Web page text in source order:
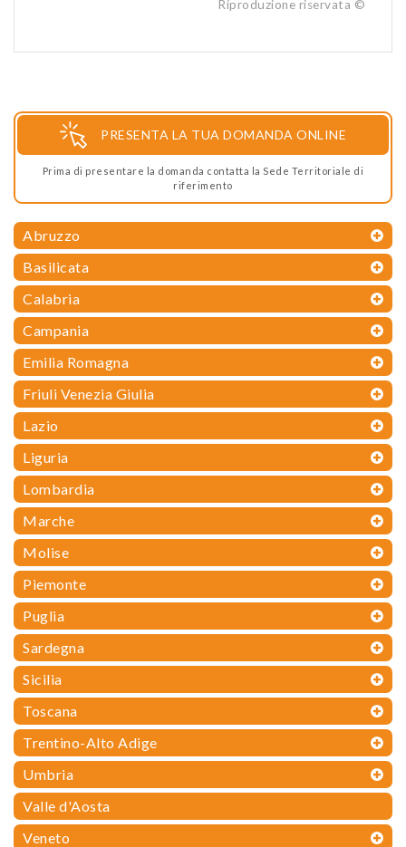
Riproduzione riservata ©
PRESENTA LA TUA DOMANDA ONLINE
Prima di presentare la domanda contatta la Sede Territoriale di
riferimento
Abruzzo
Basilicata
Calabria
Campania
Emilia Romagna
Friuli Venezia Giulia
Lazio
Liguria
Lombardia
Marche
Molise
Piemonte
Puglia
Sardegna
Sicilia
Toscana
Trentino-Alto Adige
Umbria
Valle d'Aosta
Veneto